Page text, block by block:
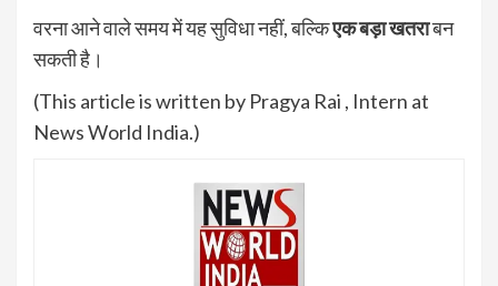
वरना आने वाले समय में यह सुविधा नहीं, बल्किएक बड़ा खतराबन
सकती है।
(This article is written by Pragya Rai , Intern at
News World India.)